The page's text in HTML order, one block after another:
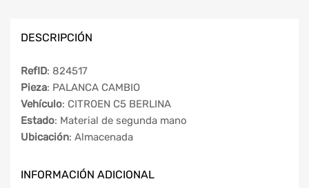
DESCRIPCIÓN
RefID: 824517
Pieza: PALANCA CAMBIO
Vehículo: CITROEN C5 BERLINA
Estado: Material de segunda mano
Ubicación: Almacenada
INFORMACIÓN ADICIONAL